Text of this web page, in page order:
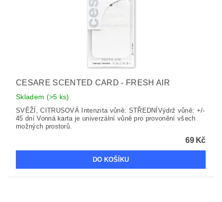
CESARE SCENTED CARD - FRESH AIR
Skladem (>5 ks)
SVĚŽÍ, CITRUSOVÁ Intenzita vůně: STŘEDNÍVýdrž vůně: +/-
45 dní Vonná karta je univerzální vůně pro provonění všech
možných prostorů.
69 Kč